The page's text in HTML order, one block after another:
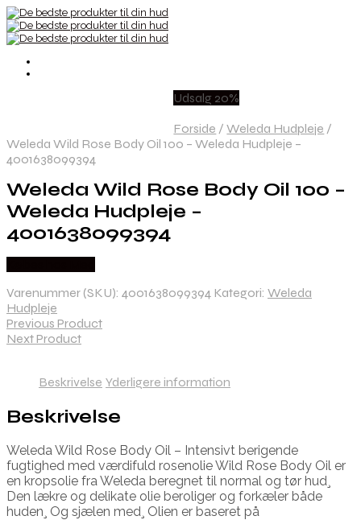
Udsalg 20%
Forside / Weleda Hudpleje /
Weleda Wild Rose Body Oil 100 – Weleda Hudpleje –
4001638099394
Weleda Wild Rose Body Oil 100 –
Weleda Hudpleje –
4001638099394
Varenummer (SKU): 4001638099394 Kategori: Weleda
Hudpleje
Previous Product
Next Product
Beskrivelse Yderligere information
Beskrivelse
Weleda Wild Rose Body Oil – Intensivt berigende
fugtighed med værdifuld rosenolie Wild Rose Body Oil er
en kropsolie fra Weleda beregnet til normal og tør hud¸
Den lækre og delikate olie beroliger og forkæler både
huden¸ Og sjælen med¸ Olien er baseret på